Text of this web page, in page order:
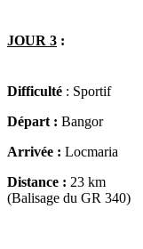
JOUR 3 :
Difficulté : Sportif
Départ : Bangor
Arrivée : Locmaria
Distance : 23 km
(Balisage du GR 340)